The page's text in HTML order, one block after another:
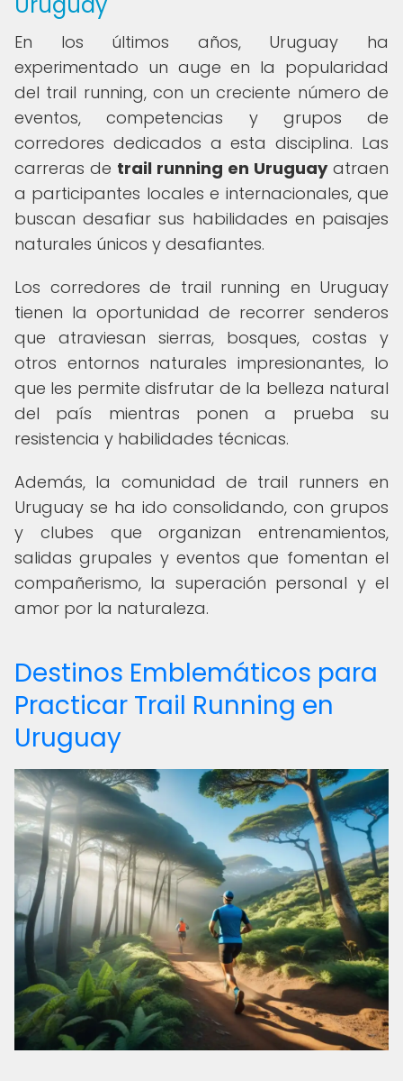
En los últimos años, Uruguay ha
experimentado un auge en la popularidad
del trail running, con un creciente número de
eventos, competencias y grupos de
corredores dedicados a esta disciplina. Las
carreras de trail running en Uruguayatraen
a participantes locales e internacionales, que
buscan desafiar sus habilidades en paisajes
naturales únicos y desafiantes.
Los corredores de trail running en Uruguay
tienen la oportunidad de recorrer senderos
que atraviesan sierras, bosques, costas y
otros entornos naturales impresionantes, lo
que les permite disfrutar de la belleza natural
del país mientras ponen a prueba su
resistencia y habilidades técnicas.
Además, la comunidad de trail runners en
Uruguay se ha ido consolidando, con grupos
y clubes que organizan entrenamientos,
salidas grupales y eventos que fomentan el
compañerismo, la superación personal y el
amor por la naturaleza.
Destinos Emblemáticos para
Practicar Trail Running en
Uruguay